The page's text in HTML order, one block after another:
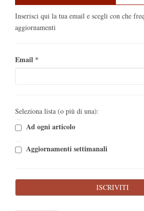
Inserisci qui la tua email e scegli con che
aggiornamenti
Email *
Seleziona lista (o più di una):
Ad ogni articolo
Aggiornamenti settimanali